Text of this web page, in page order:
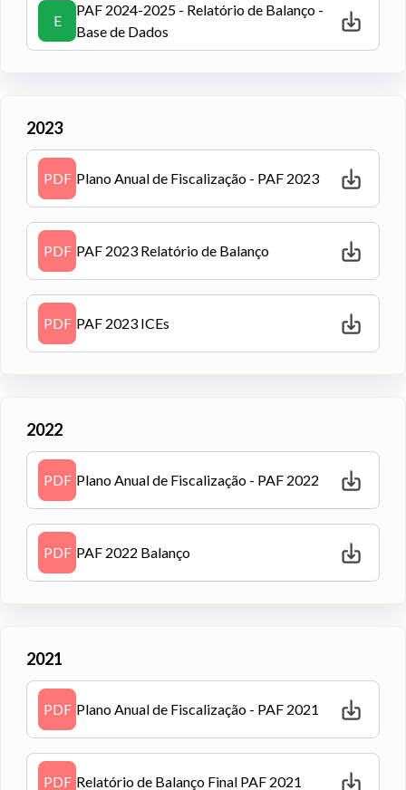
E
PAF 2024-2025 - Relatório de Balanço -
Base de Dados
2023
PDF Plano Anual de Fiscalização - PAF 2023
PDF PAF 2023 Relatório de Balanço
PDF PAF 2023 ICEs
2022
PDF Plano Anual de Fiscalização - PAF 2022
PDF PAF 2022 Balanço
2021
PDF Plano Anual de Fiscalização - PAF 2021
PDF Relatório de Balanço Final PAF 2021